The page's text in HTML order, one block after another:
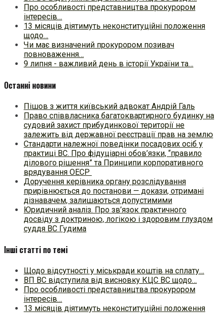
Про особливості представництва прокурором
інтересів…
13 місяців діятимуть неконституційні положення
щодо…
Чи має визначений прокурором позивач
повноваження…
9 липня - важливий день в історії України та…
Останні новини
Пішов з життя київський адвокат Андрій Галь
Право співвласника багатоквартирного будинку на
судовий захист прибудинкової території не
залежить від державної реєстрації прав на землю
Стандарти належної поведінки посадових осіб у
практиці ВC. Про фідуціарні обов’язки, “правило
ділового рішення” та Принципи корпоративного
врядування ОЕСР
Доручення керівника органу розслідування
прирівнюється до постанови — докази, отримані
дізнавачем, залишаються допустимими
Юридичний аналіз. Про зв’язок практичного
досвіду з доктриною, логікою і здоровим глуздом
суддя ВС Гудима
Інші статті по темі
Щодо відсутності у міськради коштів на сплату…
ВП ВС відступила від висновку КЦС ВС щодо…
Про особливості представництва прокурором
інтересів…
13 місяців діятимуть неконституційні положення